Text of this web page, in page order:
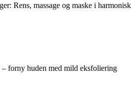
Rens, massage og maske i harmonisk
– forny huden med mild eksfoliering